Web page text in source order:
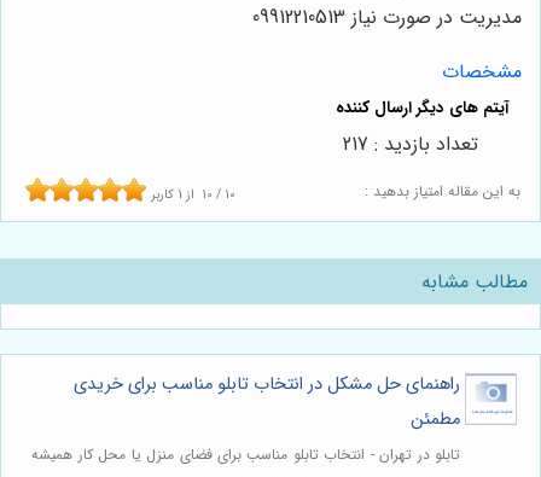
مدیریت در صورت نیاز 09912210513
مشخصات
به این مقاله امتیاز بدهید : 10 / 10 از1 کاربر
تعداد بازدید : 217
مطالب مشابه
راهنمای حل مشکل در انتخاب تابلو مناسب برای خریدی
مطمئن
تابلو در تهران - انتخاب تابلو مناسب برای فضای منزل یا محل کار همیشه